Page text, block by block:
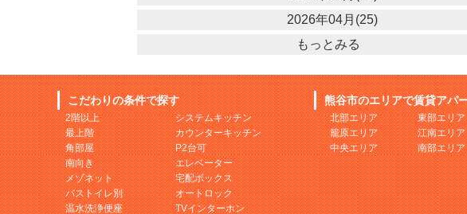
2026年04月(25)
もっとみる
こだわりの条件で探す
2階以上
最上階
角部屋
南向き
メゾネット
バストイレ別
温水洗浄便座
システムキッチン
カウンターキッチン
P2台可
エレベーター
宅配ボックス
オートロック
TVインターホン
熊谷市のエリアで賃貸アパ
北部エリア
籠原エリア
中央エリア
東部エリア
江南エリア
南部エリア